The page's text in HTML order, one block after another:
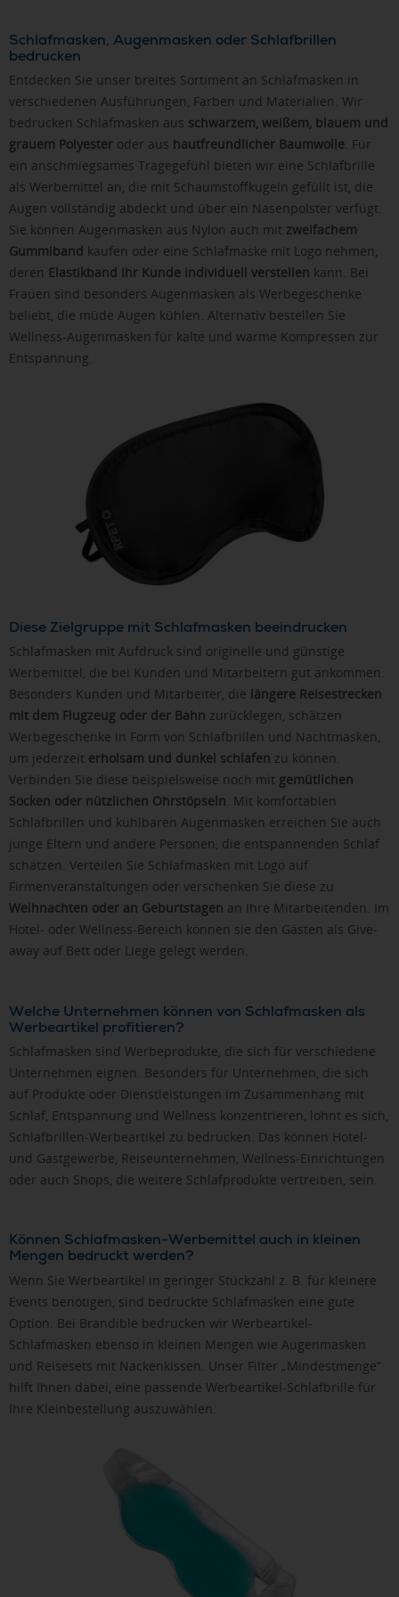
Schlafmasken, Augenmasken oder Schlafbrillen
bedrucken
Entdecken Sie unser breites Sortiment an Schlafmasken in
verschiedenen Ausführungen, Farben und Materialien. Wir
bedrucken Schlafmasken aus schwarzem, weißem, blauem und
grauem Polyester oder aus hautfreundlicher Baumwolle. Für
ein anschmiegsames Tragegefühl bieten wir eine Schlafbrille
als Werbemittel an, die mit Schaumstoffkugeln gefüllt ist, die
Augen vollständig abdeckt und über ein Nasenpolster verfügt.
Sie können Augenmasken aus Nylon auch mit zweifachem
Gummiband kaufen oder eine Schlafmaske mit Logo nehmen,
deren Elastikband Ihr Kunde individuell verstellen kann. Bei
Frauen sind besonders Augenmasken als Werbegeschenke
beliebt, die müde Augen kühlen. Alternativ bestellen Sie
Wellness-Augenmasken für kalte und warme Kompressen zur
Entspannung.
Diese Zielgruppe mit Schlafmasken beeindrucken
Schlafmasken mit Aufdruck sind originelle und günstige
Werbemittel, die bei Kunden und Mitarbeitern gut ankommen.
Besonders Kunden und Mitarbeiter, die längere Reisestrecken
mit dem Flugzeug oder der Bahn zurücklegen, schätzen
Werbegeschenke in Form von Schlafbrillen und Nachtmasken,
um jederzeit erholsam und dunkel schlafen zu können.
Verbinden Sie diese beispielsweise noch mit gemütlichen
Socken oder nützlichen Ohrstöpseln. Mit komfortablen
Schlafbrillen und kühlbaren Augenmasken erreichen Sie auch
junge Eltern und andere Personen, die entspannenden Schlaf
schätzen. Verteilen Sie Schlafmasken mit Logo auf
Firmenveranstaltungen oder verschenken Sie diese zu
Weihnachten oder an Geburtstagen an Ihre Mitarbeitenden. Im
Hotel- oder Wellness-Bereich können sie den Gästen als Give-
away auf Bett oder Liege gelegt werden.
Welche Unternehmen können von Schlafmasken als
Werbeartikel profitieren?
Schlafmasken sind Werbeprodukte, die sich für verschiedene
Unternehmen eignen. Besonders für Unternehmen, die sich
auf Produkte oder Dienstleistungen im Zusammenhang mit
Schlaf, Entspannung und Wellness konzentrieren, lohnt es sich,
Schlafbrillen-Werbeartikel zu bedrucken. Das können Hotel-
und Gastgewerbe, Reiseunternehmen, Wellness-Einrichtungen
oder auch Shops, die weitere Schlafprodukte vertreiben, sein.
Können Schlafmasken-Werbemittel auch in kleinen
Mengen bedruckt werden?
Wenn Sie Werbeartikel in geringer Stückzahl z. B. für kleinere
Events benötigen, sind bedruckte Schlafmasken eine gute
Option. Bei Brandible bedrucken wir Werbeartikel-
Schlafmasken ebenso in kleinen Mengen wie Augenmasken
und Reisesets mit Nackenkissen. Unser Filter „Mindestmenge“
hilft Ihnen dabei, eine passende Werbeartikel-Schlafbrille für
Ihre Kleinbestellung auszuwählen.